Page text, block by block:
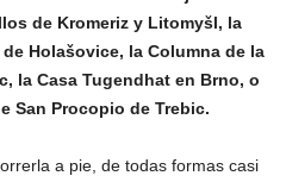
de Kromeriz y Litomyšl, la
Holašovice, la Columna de la
la Casa Tugendhat en Brno, o
San Procopio de Trebic.
a pie, de todas formas casi